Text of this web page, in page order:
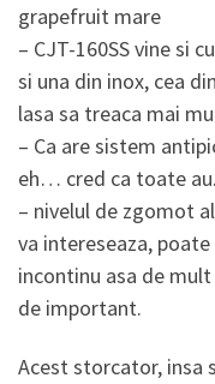
grapefruit mare
– CJT-160SS vine si cu
si una din inox, cea
lasa sa treaca mai
– Ca are sistem
eh… cred ca toate au.
– nivelul de zgomot
va intereseaza,
incontinu asa de
de important.
Acest storcator, insa